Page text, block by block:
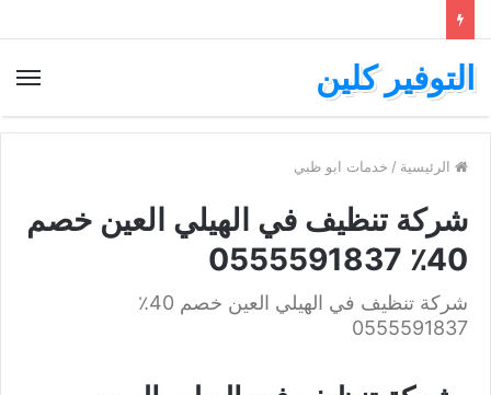
التوفير كلين
الرئيسية / خدمات ابو ظبي
شركة تنظيف في الهيلي العين خصم
40٪ 0555591837
شركة تنظيف في الهيلي العين خصم 40٪
0555591837